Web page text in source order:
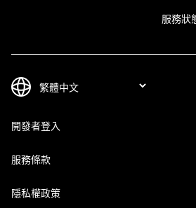
服務狀
開發者登入
服務條款
隱私權政策